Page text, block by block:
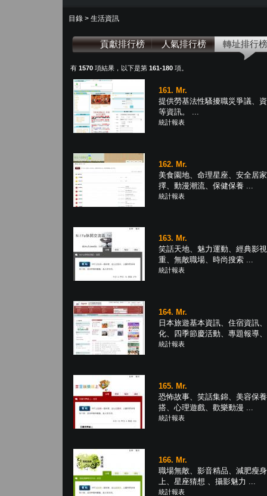
目錄 > 生活資訊
貢獻排行榜 人氣排行榜 轉址排行榜
有 1570 項結果，以下是第 161-180 項。
161. Mr.
提供勞基法性騷擾職災爭議、
等資訊。 ...
統計報表
162. Mr.
美食園地、命理星座、安全居
擇、動漫潮流、保健保養 ...
統計報表
163. Mr.
笑話天地、魅力運動、經典影
重、無敵職場、時尚搜索 ...
統計報表
164. Mr.
日本旅遊基本資訊、住宿資訊
化、四季節慶活動、專題報導
統計報表
165. Mr.
恐怖故事、笑話集錦、美容保
搭、心理遊戲、歡樂動漫 ...
統計報表
166. Mr.
職場無敵、影音精品、減肥瘦
上、星座猜想 、攝影魅力 ...
統計報表